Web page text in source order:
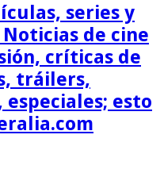
series y
de cine
críticas de
tráilers,
esto